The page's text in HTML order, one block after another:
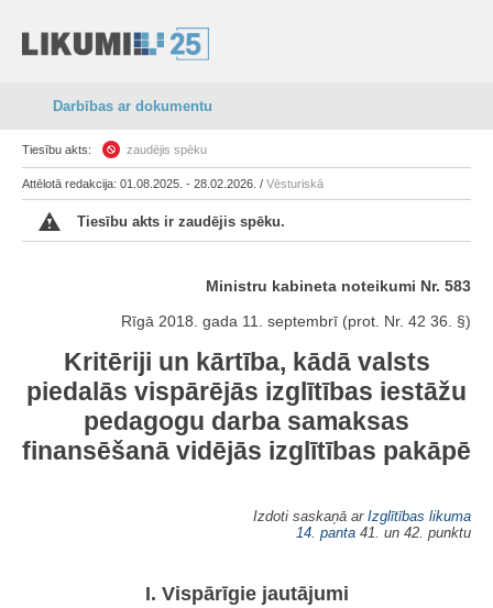
Darbības ar dokumentu
Tiesību akts: zaudējis spēku
Attēlotā redakcija: 01.08.2025. - 28.02.2026. / Vēsturiskā
Tiesību akts ir zaudējis spēku.
Ministru kabineta noteikumi Nr. 583
Rīgā 2018. gada 11. septembrī (prot. Nr. 42 36. §)
Kritēriji un kārtība, kādā valsts
piedalās vispārējās izglītības iestāžu
pedagogu darba samaksas
finansēšanā vidējās izglītības pakāpē
Izdoti saskaņā ar Izglītības likuma
14. panta 41. un 42. punktu
I. Vispārīgie jautājumi